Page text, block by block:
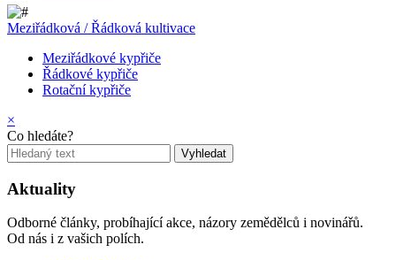
Meziřádková / Řádková kultivace
Meziřádkové kypřiče
Řádkové kypřiče
Rotační kypřiče
×
Co hledáte?
Aktuality
Odborné články, probíhající akce, názory zemědělců i novinářů.
Od nás i z vašich polích.